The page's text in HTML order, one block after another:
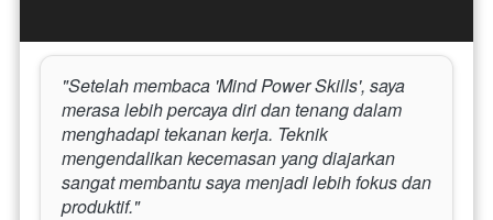
"Setelah membaca 'Mind Power Skills', saya
merasa lebih percaya diri dan tenang dalam
menghadapi tekanan kerja. Teknik
mengendalikan kecemasan yang diajarkan
sangat membantu saya menjadi lebih fokus dan
produktif."